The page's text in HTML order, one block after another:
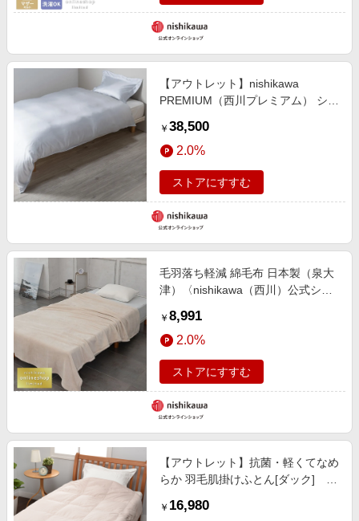
【アウトレット】nishikawa
PREMIUM（西川プレミアム） シル
き特別価格
￥ 38,500
2.0%
ストアにすすむ
毛羽落ち軽減 綿毛布 日本製（泉大
津）〈nishikawa（西川）公式ショ
￥ 8,991
2.0%
ストアにすすむ
【アウトレット】抗菌・軽くてなめ
らか 羽毛肌掛けふとん[ダック] ※
〈nishikawa（西川）公式ショップ
￥ 16,980